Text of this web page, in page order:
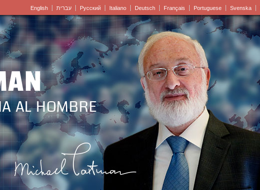
English עברית Pусский Italiano Deutsch Français Portuguese Svenska
AL HOMBRE